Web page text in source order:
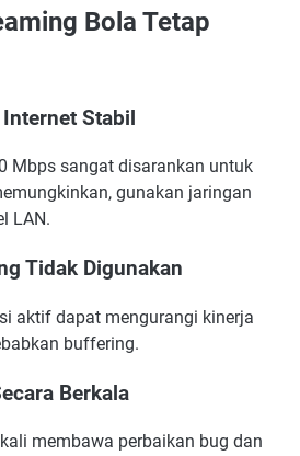
Bola Tetap
Stabil
Mbps sangat disarankan untuk
gunakan jaringan
LAN.
Tidak Digunakan
aktif dapat mengurangi kinerja
buffering.
Berkala
membawa perbaikan bug dan